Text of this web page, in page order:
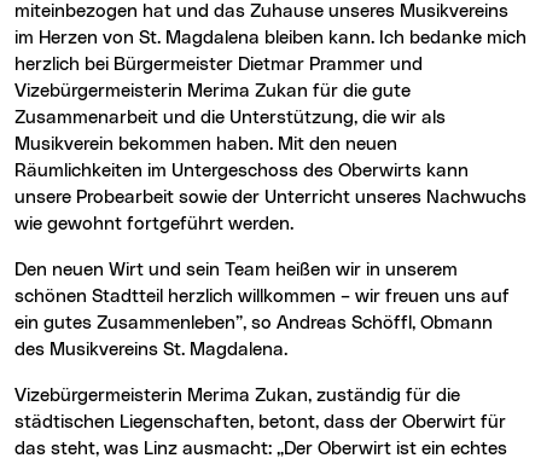
miteinbezogen hat und das Zuhause unseres Musikvereins
im Herzen von St. Magdalena bleiben kann. Ich bedanke mich
herzlich bei Bürgermeister Dietmar Prammer und
Vizebürgermeisterin Merima Zukan für die gute
Zusammenarbeit und die Unterstützung, die wir als
Musikverein bekommen haben. Mit den neuen
Räumlichkeiten im Untergeschoss des Oberwirts kann
unsere Probearbeit sowie der Unterricht unseres Nachwuchs
wie gewohnt fortgeführt werden.
Den neuen Wirt und sein Team heißen wir in unserem
schönen Stadtteil herzlich willkommen – wir freuen uns auf
ein gutes Zusammenleben”, so Andreas Schöffl, Obmann
des Musikvereins St. Magdalena.
Vizebürgermeisterin Merima Zukan, zuständig für die
städtischen Liegenschaften, betont, dass der Oberwirt für
das steht, was Linz ausmacht: „Der Oberwirt ist ein echtes